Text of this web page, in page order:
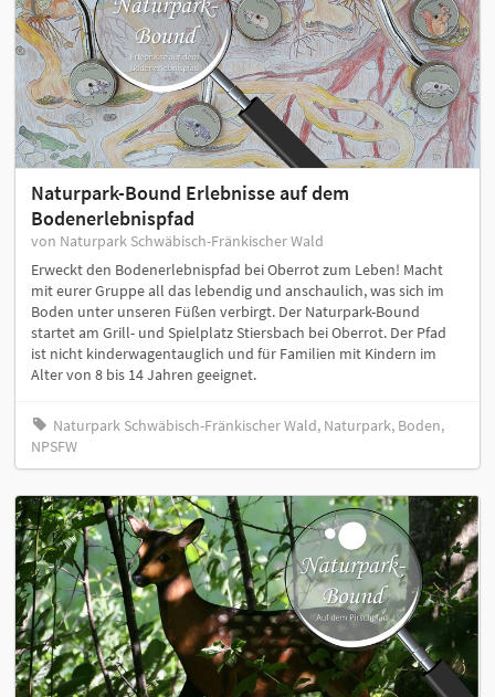
Naturpark-Bound Erlebnisse auf dem
Bodenerlebnispfad
von Naturpark Schwäbisch-Fränkischer Wald
Erweckt den Bodenerlebnispfad bei Oberrot zum Leben! Macht
mit eurer Gruppe all das lebendig und anschaulich, was sich im
Boden unter unseren Füßen verbirgt. Der Naturpark-Bound
startet am Grill- und Spielplatz Stiersbach bei Oberrot. Der Pfad
ist nicht kinderwagentauglich und für Familien mit Kindern im
Alter von 8 bis 14 Jahren geeignet.
Naturpark Schwäbisch-Fränkischer Wald, Naturpark, Boden,
NPSFW